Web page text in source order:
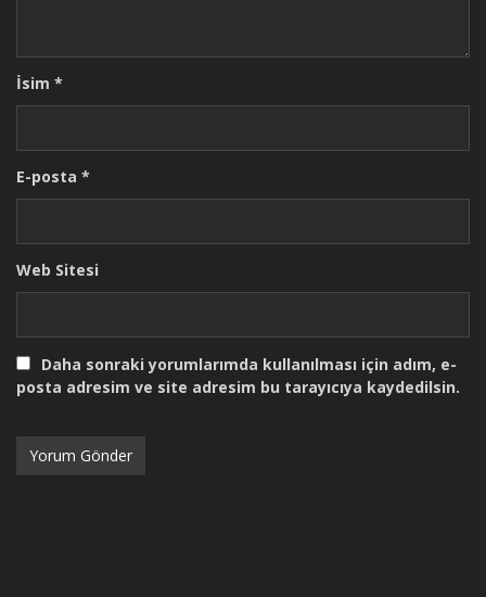
İsim *
E-posta *
Web Sitesi
Daha sonraki yorumlarımda kullanılması için adım, e-
posta adresim ve site adresim bu tarayıcıya kaydedilsin.